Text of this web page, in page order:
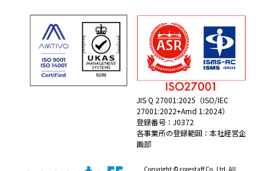
JIS Q 27001:2025（ISO/IEC
27001:2022+Amd 1:2024）
登録番号：J0372
各事業所の登録範囲：本社経営企
画部
Copyright © corestaff Co.,Ltd. All